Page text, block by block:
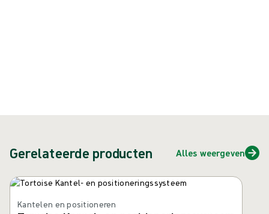
Gerelateerde producten Alles weergeven
Carrousel overslaan
Kantelen en positioneren